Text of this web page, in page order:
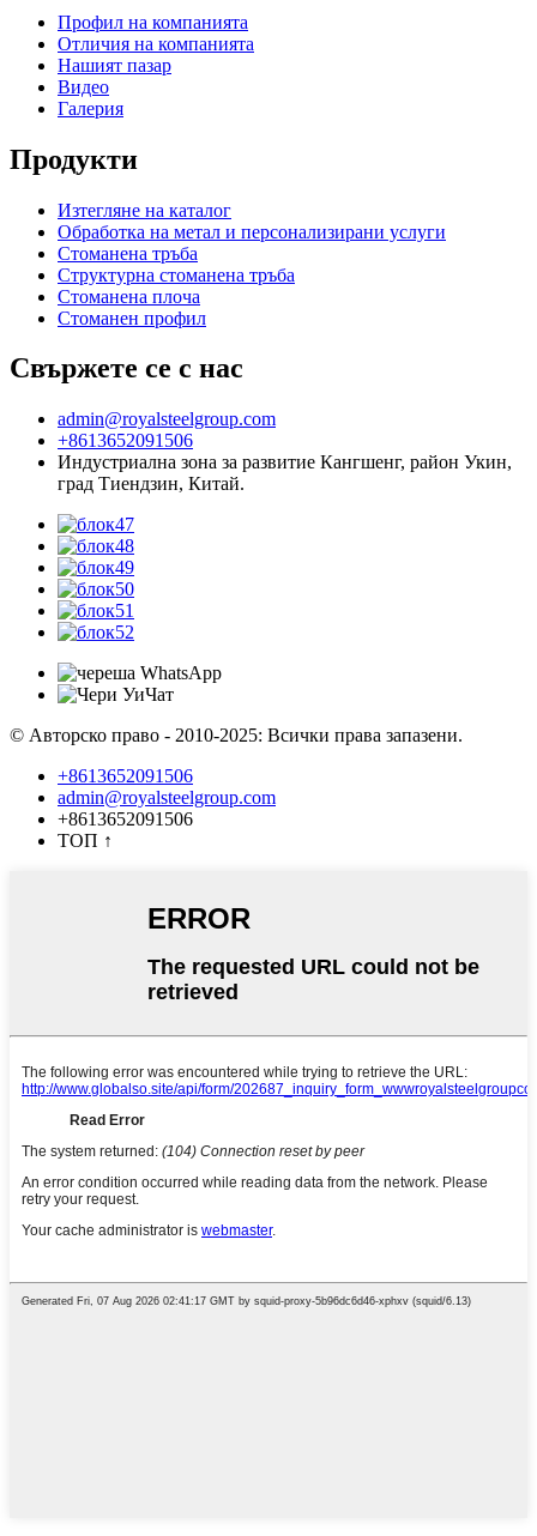
Профил на компанията
Отличия на компанията
Нашият пазар
Видео
Галерия
Продукти
Изтегляне на каталог
Обработка на метал и персонализирани услуги
Стоманена тръба
Структурна стоманена тръба
Стоманена плоча
Стоманен профил
Свържете се с нас
admin@royalsteelgroup.com
+8613652091506
Индустриална зона за развитие Кангшенг, район Укин,
град Тиендзин, Китай.
© Авторско право - 2010-2025: Всички права запазени.
+8613652091506
admin@royalsteelgroup.com
+8613652091506
ТОП ↑